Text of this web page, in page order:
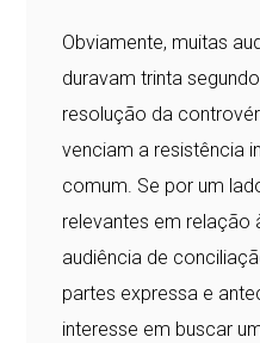
Obviamente, muitas
duravam trinta
resolução da
venciam a resistência
comum. Se por um
relevantes em relação
audiência de
partes expressa e
interesse em buscar